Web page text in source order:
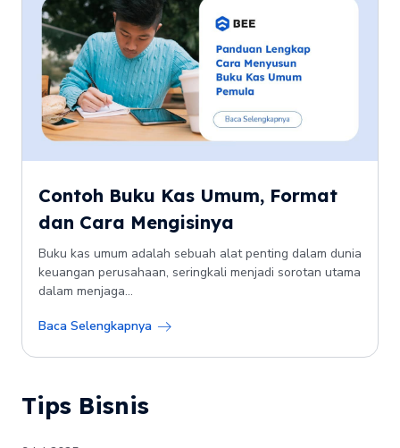
Contoh Buku Kas Umum, Format
dan Cara Mengisinya
Buku kas umum adalah sebuah alat penting dalam dunia
keuangan perusahaan, seringkali menjadi sorotan utama
dalam menjaga...
Baca Selengkapnya
Tips Bisnis